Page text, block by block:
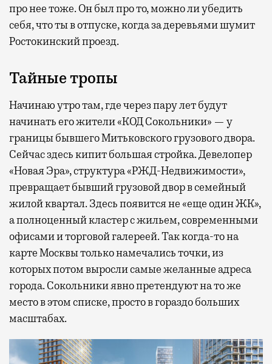
про нее тоже. Он был про то, можно ли убедить
себя, что ты в отпуске, когда за деревьями шумит
Ростокинский проезд.
Тайные тропы
Начинаю утро там, где через пару лет будут
начинать его жители «КОД Сокольники» — у
границы бывшего Митьковского грузового двора.
Сейчас здесь кипит большая стройка. Девелопер
«Новая Эра», структура «РЖД-Недвижимости»,
превращает бывший грузовой двор в семейный
жилой квартал. Здесь появится не «еще один ЖК»,
а полноценный кластер с жильем, современными
офисами и торговой галереей. Так когда-то на
карте Москвы только намечались точки, из
которых потом выросли самые желанные адреса
города. Сокольники явно претендуют на то же
место в этом списке, просто в гораздо больших
масштабах.